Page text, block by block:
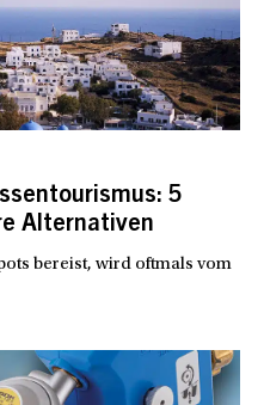
5
Alternativen
bereist, wird oftmals vom